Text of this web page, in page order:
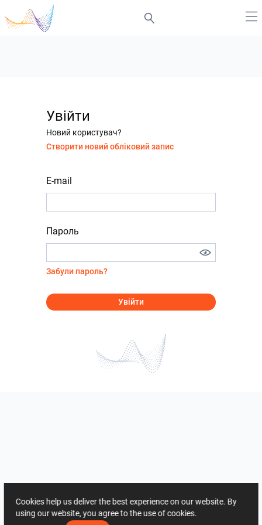
Увійти
Новий користувач?
Створити новий обліковий запис
E-mail
Пароль
Забули пароль?
Увійти
Cookies help us deliver the best experience on our website. By
using our website, you agree to the use of cookies.